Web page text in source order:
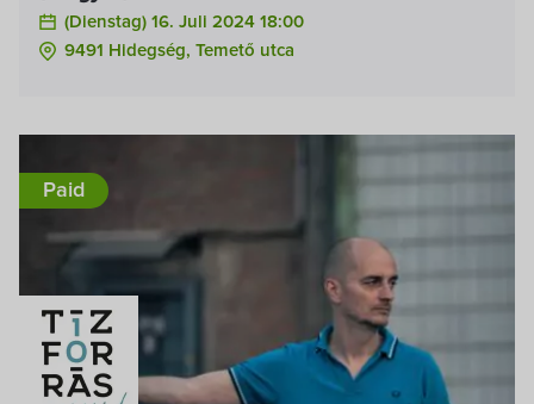
(Dienstag) 16. Juli 2024 18:00
9491 Hidegség, Temető utca
Paid